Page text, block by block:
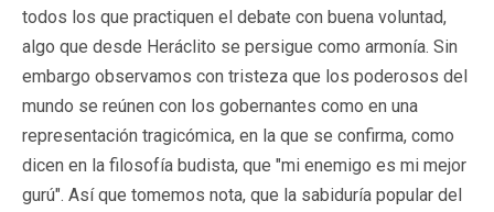
todos los que practiquen el debate con buena voluntad,
algo que desde Heráclito se persigue como armonía. Sin
embargo observamos con tristeza que los poderosos del
mundo se reúnen con los gobernantes como en una
representación tragicómica, en la que se confirma, como
dicen en la filosofía budista, que "mi enemigo es mi mejor
gurú". Así que tomemos nota, que la sabiduría popular del